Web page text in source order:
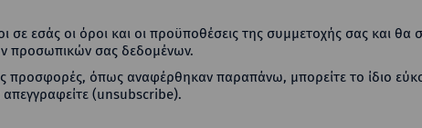
σε εσάς οι όροι και οι προϋποθέσεις της συμμετοχής σας και θα
προσωπικών σας δεδομένων.
προσφορές, όπως αναφέρθηκαν παραπάνω, μπορείτε το ίδιο
(unsubscribe).